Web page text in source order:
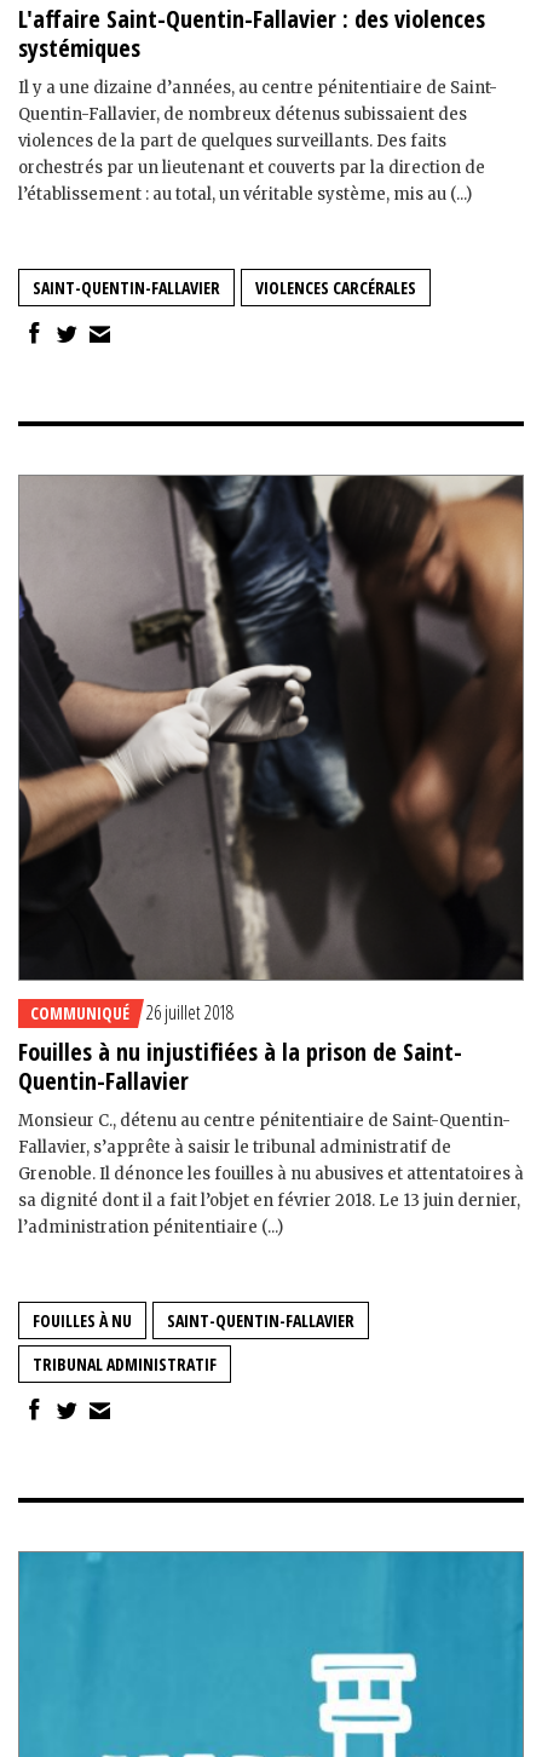
L'affaire Saint-Quentin-Fallavier : des violences
systémiques
Il y a une dizaine d’années, au centre pénitentiaire de Saint-
Quentin-Fallavier, de nombreux détenus subissaient des
violences de la part de quelques surveillants. Des faits
orchestrés par un lieutenant et couverts par la direction de
l’établissement : au total, un véritable système, mis au (...)
SAINT-QUENTIN-FALLAVIER VIOLENCES CARCÉRALES
COMMUNIQUÉ 26 juillet 2018
Fouilles à nu injustifiées à la prison de Saint-
Quentin-Fallavier
Monsieur C., détenu au centre pénitentiaire de Saint-Quentin-
Fallavier, s’apprête à saisir le tribunal administratif de
Grenoble. Il dénonce les fouilles à nu abusives et attentatoires à
sa dignité dont il a fait l’objet en février 2018. Le 13 juin dernier,
l’administration pénitentiaire (...)
FOUILLES À NU
SAINT-QUENTIN-FALLAVIER
TRIBUNAL ADMINISTRATIF